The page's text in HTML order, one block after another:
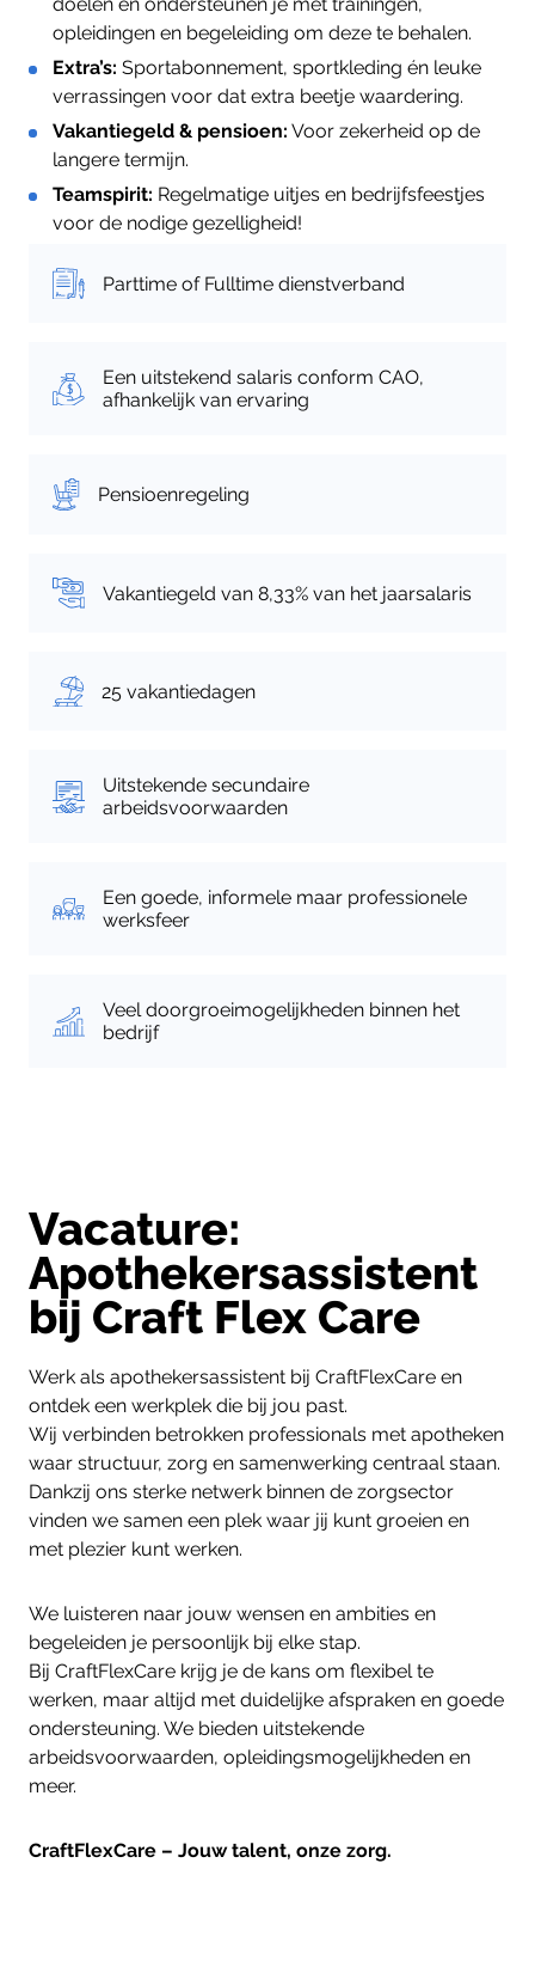
opleidingen en begeleiding om deze te behalen.
Extra’s: Sportabonnement, sportkleding én leuke
verrassingen voor dat extra beetje waardering.
Vakantiegeld & pensioen: Voor zekerheid op de
langere termijn.
Teamspirit: Regelmatige uitjes en bedrijfsfeestjes
voor de nodige gezelligheid!
Parttime of Fulltime dienstverband
Een uitstekend salaris conform CAO,
afhankelijk van ervaring
Pensioenregeling
Vakantiegeld van 8,33% van het jaarsalaris
25 vakantiedagen
Uitstekende secundaire
arbeidsvoorwaarden
Een goede, informele maar professionele
werksfeer
Veel doorgroeimogelijkheden binnen het
bedrijf
Vacature:
Apothekersassistent
bij Craft Flex Care
Werk als apothekersassistent bij CraftFlexCare en
ontdek een werkplek die bij jou past.
Wij verbinden betrokken professionals met apotheken
waar structuur, zorg en samenwerking centraal staan.
Dankzij ons sterke netwerk binnen de zorgsector
vinden we samen een plek waar jij kunt groeien en
met plezier kunt werken.
We luisteren naar jouw wensen en ambities en
begeleiden je persoonlijk bij elke stap.
Bij CraftFlexCare krijg je de kans om flexibel te
werken, maar altijd met duidelijke afspraken en goede
ondersteuning. We bieden uitstekende
arbeidsvoorwaarden, opleidingsmogelijkheden en
meer.
CraftFlexCare – Jouw talent, onze zorg.